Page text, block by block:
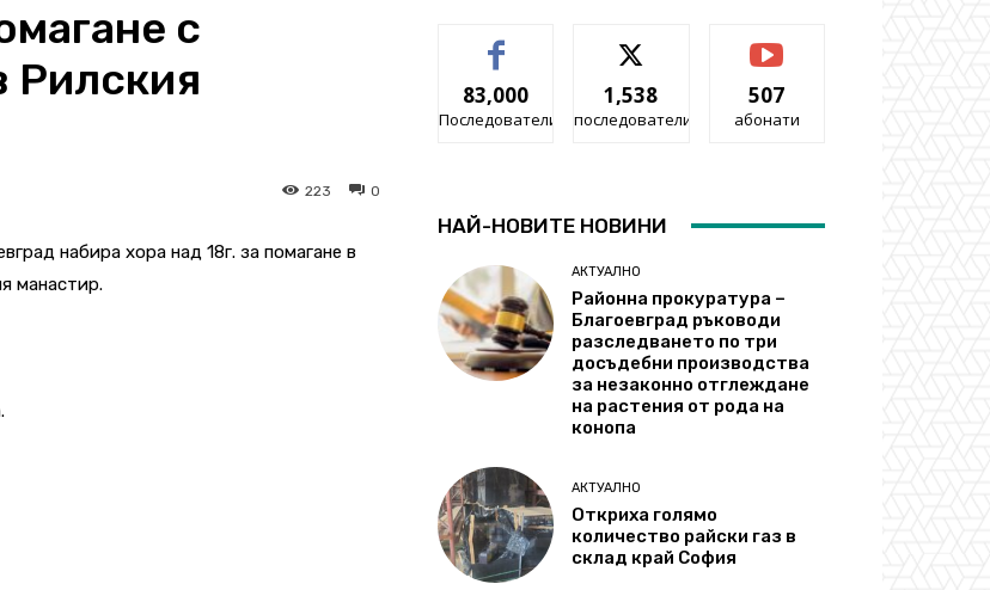
с
Рилския
0
223
набира хора над 18г. за помагане в
манастир.
83,000
Последователи
1,538
последователи
507
абонати
НАЙ-НОВИТЕ НОВИНИ
АКТУАЛНО
Районна прокуратура –
Благоевград ръководи
разследването по три
досъдебни производства
за незаконно отглеждане
на растения от рода на
конопа
АКТУАЛНО
Откриха голямо
количество райски газ в
склад край София